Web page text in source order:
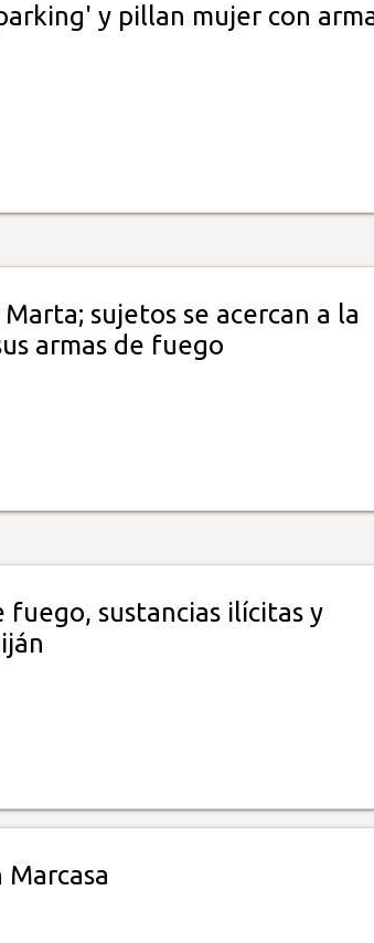
y pillan mujer con
sujetos se acercan a la
armas de fuego
fuego, sustancias ilícitas y